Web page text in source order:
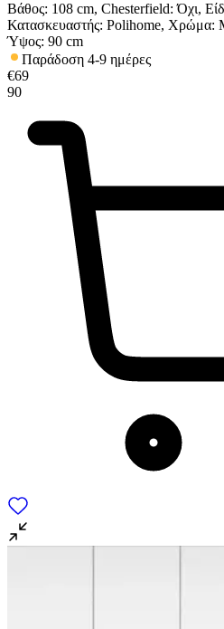
Βάθος: 108 cm, Chesterfield: Όχι,
Κατασκευαστής: Polihome, Χρώμα:
Ύψος: 90 cm
Παράδοση 4-9 ημέρες
€69
90